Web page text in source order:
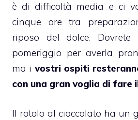
è di difficoltà media e ci
cinque ore tra
riposo del dolce. Dovrete
pomeriggio per averla
ma i vostri ospiti
con una gran voglia di fare
Il rotolo al cioccolato ha un